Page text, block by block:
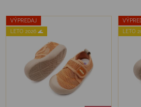
VÝPREDAJ
LETO 2026 🌊
LETO